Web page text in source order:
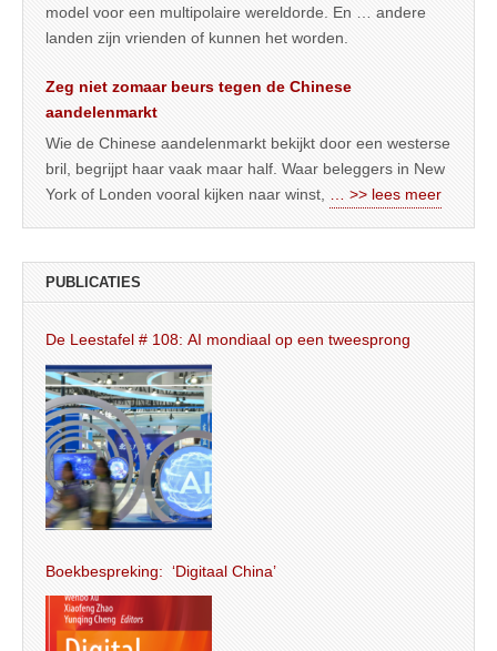
model voor een multipolaire wereldorde. En … andere
landen zijn vrienden of kunnen het worden.
Zeg niet zomaar beurs tegen de Chinese
aandelenmarkt
Wie de Chinese aandelenmarkt bekijkt door een westerse
bril, begrijpt haar vaak maar half. Waar beleggers in New
York of Londen vooral kijken naar winst,
… >> lees meer
PUBLICATIES
De Leestafel # 108: AI mondiaal op een tweesprong
Boekbespreking: ‘Digitaal China’